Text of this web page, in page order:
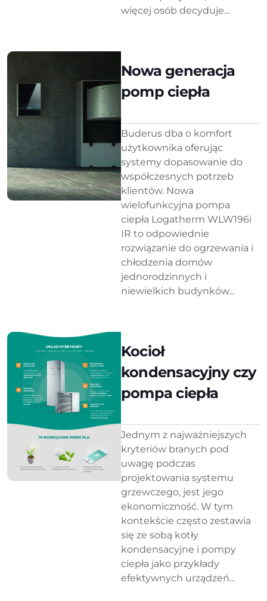
więcej osób decyduje...
Nowa generacja
pomp ciepła
Buderus dba o komfort
użytkownika oferując
systemy dopasowanie do
współczesnych potrzeb
klientów. Nowa
wielofunkcyjna pompa
ciepła Logatherm WLW196i
IR to odpowiednie
rozwiązanie do ogrzewania i
chłodzenia domów
jednorodzinnych i
niewielkich budynków...
Kocioł
kondensacyjny czy
pompa ciepła
Jednym z najważniejszych
kryteriów branych pod
uwagę podczas
projektowania systemu
grzewczego, jest jego
ekonomiczność. W tym
kontekście często zestawia
się ze sobą kotły
kondensacyjne i pompy
ciepła jako przykłady
efektywnych urządzeń...